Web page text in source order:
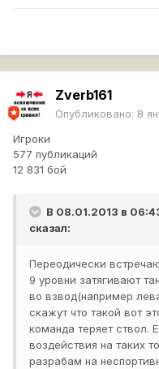
Zverb161
Опубликовано: 8
Игроки
577 публикаций
12 831 бой
В 08.01.2013 в
сказал:
Переодически
9 уровни затягивают
во взвод(например
скажут что такой вот
команда теряет ствол.
воздействия на таких
разрабам на